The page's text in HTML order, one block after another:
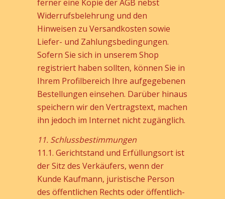
ferner eine Kopie der AGB nebst
Widerrufsbelehrung und den
Hinweisen zu Versandkosten sowie
Liefer- und Zahlungsbedingungen.
Sofern Sie sich in unserem Shop
registriert haben sollten, können Sie in
Ihrem Profilbereich Ihre aufgegebenen
Bestellungen einsehen. Darüber hinaus
speichern wir den Vertragstext, machen
ihn jedoch im Internet nicht zugänglich.
11. Schlussbestimmungen
11.1. Gerichtstand und Erfüllungsort ist
der Sitz des Verkäufers, wenn der
Kunde Kaufmann, juristische Person
des öffentlichen Rechts oder öffentlich-